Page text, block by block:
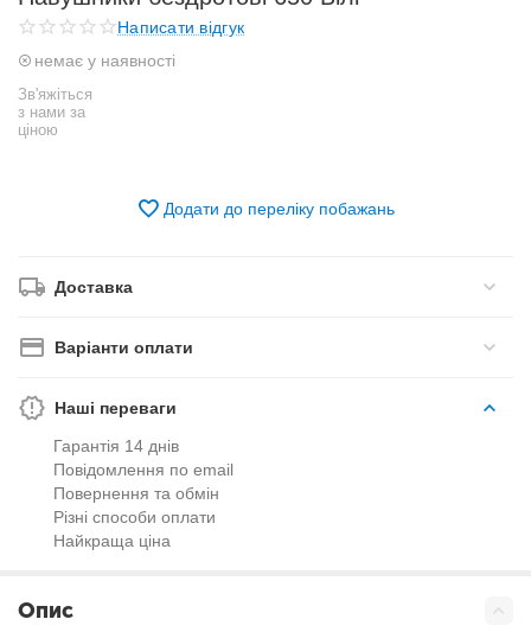
Написати відгук
немає у наявності
Зв'яжіться
з нами за
ціною
Додати до переліку побажань
Доставка
Варіанти оплати
Наші переваги
Гарантія 14 днів
Повідомлення по email
Повернення та обмін
Різні способи оплати
Найкраща ціна
Опис